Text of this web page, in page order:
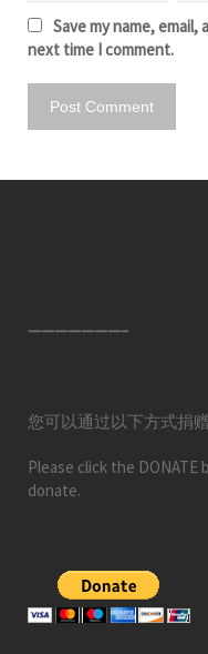
Save my name,
next time I comment.
———————–
您可以通过以下方式捐赠
Please click the
donate.